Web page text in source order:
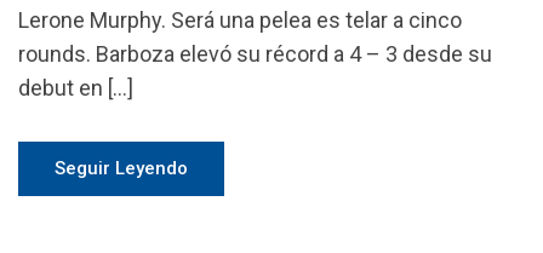
Lerone Murphy. Será una pelea es telar a cinco
rounds. Barboza elevó su récord a 4 – 3 desde su
debut en […]
Seguir Leyendo